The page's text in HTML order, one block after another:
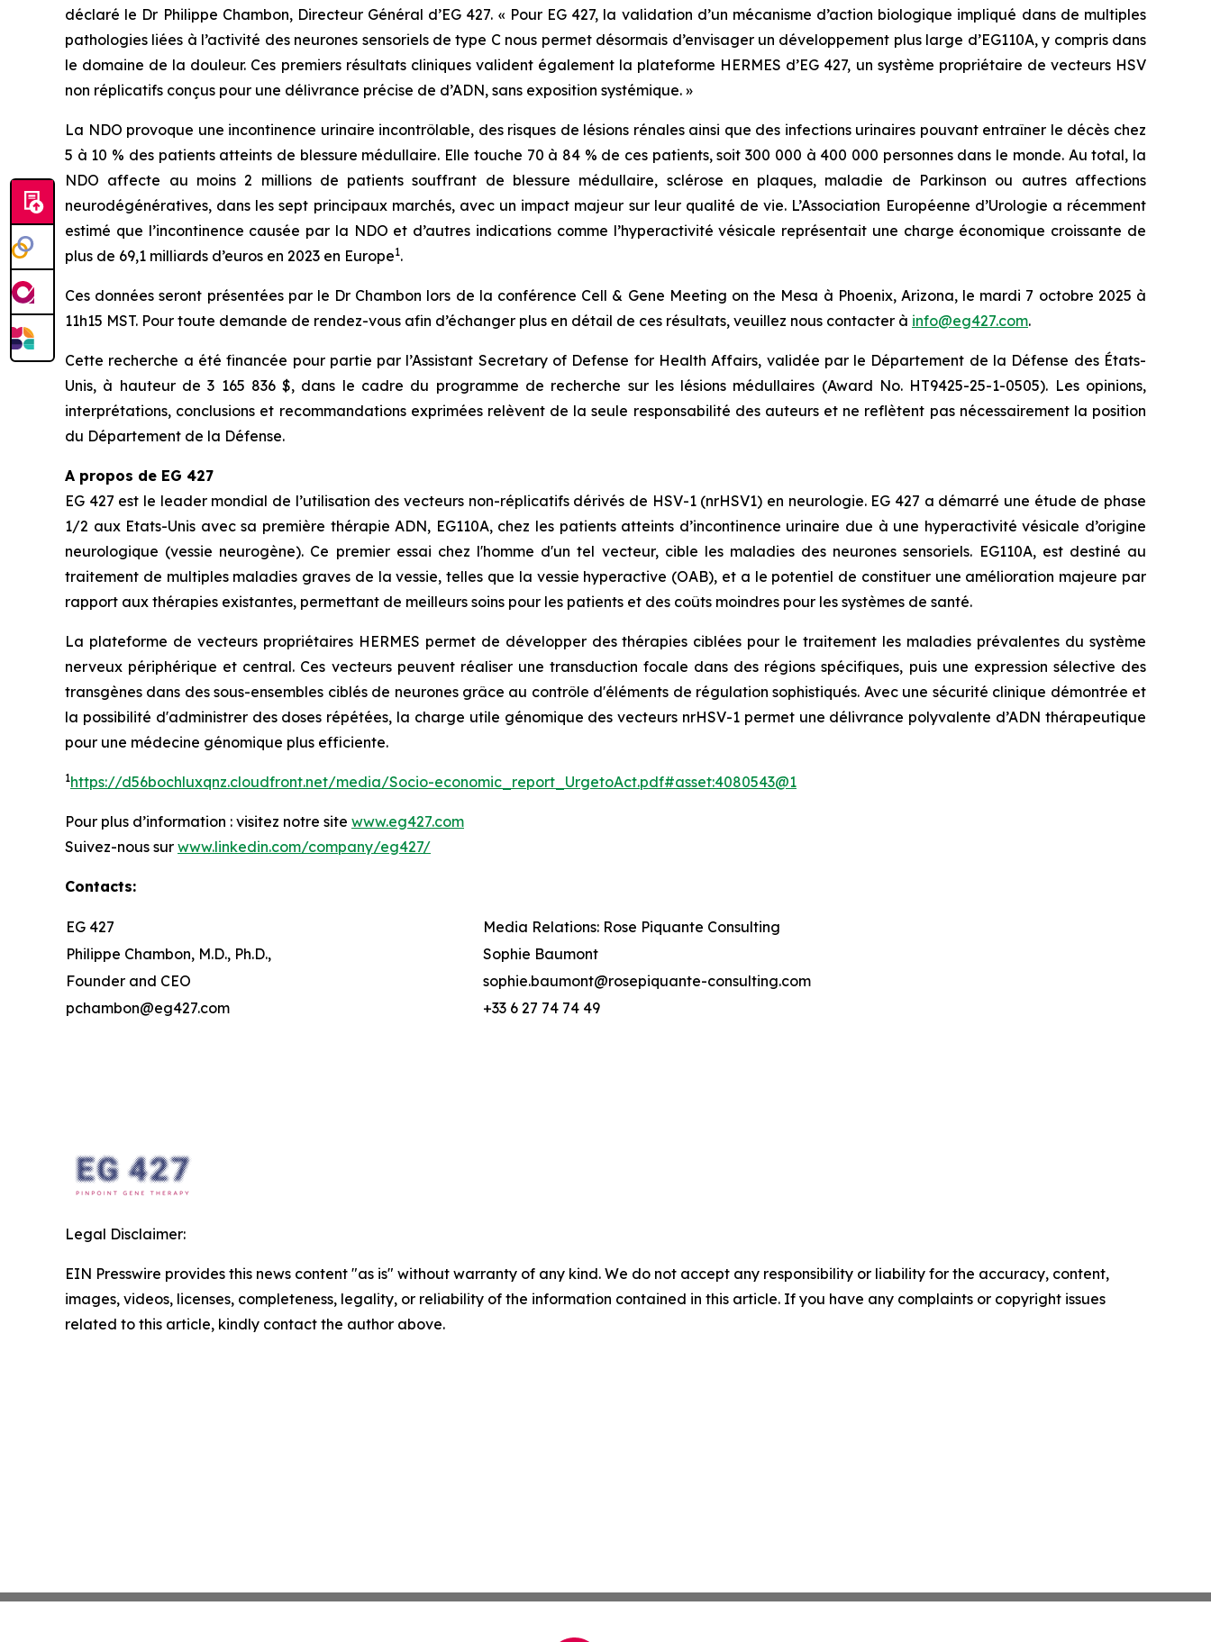
déclaré le Dr Philippe Chambon, Directeur Général d’EG 427. « Pour EG 427, la validation d’un mécanisme d’action biologique impliqué dans de multiples
pathologies liées à l’activité des neurones sensoriels de type C nous permet désormais d’envisager un développement plus large d’EG110A, y compris dans
le domaine de la douleur. Ces premiers résultats cliniques valident également la plateforme HERMES d’EG 427, un système propriétaire de vecteurs HSV
non réplicatifs conçus pour une délivrance précise de d’ADN, sans exposition systémique. »
La NDO provoque une incontinence urinaire incontrôlable, des risques de lésions rénales ainsi que des infections urinaires pouvant entraîner le décès chez
5 à 10 % des patients atteints de blessure médullaire. Elle touche 70 à 84 % de ces patients, soit 300 000 à 400 000 personnes dans le monde. Au total, la
NDO affecte au moins 2 millions de patients souffrant de blessure médullaire, sclérose en plaques, maladie de Parkinson ou autres affections
neurodégénératives, dans les sept principaux marchés, avec un impact majeur sur leur qualité de vie. L’Association Européenne d’Urologie a récemment
estimé que l’incontinence causée par la NDO et d’autres indications comme l’hyperactivité vésicale représentait une charge économique croissante de
plus de 69,1 milliards d’euros en 2023 en Europe1.
Ces données seront présentées par le Dr Chambon lors de la conférence Cell & Gene Meeting on the Mesa à Phoenix, Arizona, le mardi 7 octobre 2025 à
11h15 MST. Pour toute demande de rendez-vous afin d’échanger plus en détail de ces résultats, veuillez nous contacter à info@eg427.com.
Cette recherche a été financée pour partie par l’Assistant Secretary of Defense for Health Affairs, validée par le Département de la Défense des États-
Unis, à hauteur de 3 165 836 $, dans le cadre du programme de recherche sur les lésions médullaires (Award No. HT9425-25-1-0505). Les opinions,
interprétations, conclusions et recommandations exprimées relèvent de la seule responsabilité des auteurs et ne reflètent pas nécessairement la position
du Département de la Défense.
A propos de EG 427
EG 427 est le leader mondial de l’utilisation des vecteurs non-réplicatifs dérivés de HSV-1 (nrHSV1) en neurologie. EG 427 a démarré une étude de phase
1/2 aux Etats-Unis avec sa première thérapie ADN, EG110A, chez les patients atteints d’incontinence urinaire due à une hyperactivité vésicale d’origine
neurologique (vessie neurogène). Ce premier essai chez l'homme d'un tel vecteur, cible les maladies des neurones sensoriels. EG110A, est destiné au
traitement de multiples maladies graves de la vessie, telles que la vessie hyperactive (OAB), et a le potentiel de constituer une amélioration majeure par
rapport aux thérapies existantes, permettant de meilleurs soins pour les patients et des coûts moindres pour les systèmes de santé.
La plateforme de vecteurs propriétaires HERMES permet de développer des thérapies ciblées pour le traitement les maladies prévalentes du système
nerveux périphérique et central. Ces vecteurs peuvent réaliser une transduction focale dans des régions spécifiques, puis une expression sélective des
transgènes dans des sous-ensembles ciblés de neurones grâce au contrôle d'éléments de régulation sophistiqués. Avec une sécurité clinique démontrée et
la possibilité d'administrer des doses répétées, la charge utile génomique des vecteurs nrHSV-1 permet une délivrance polyvalente d’ADN thérapeutique
pour une médecine génomique plus efficiente.
1https://d56bochluxqnz.cloudfront.net/media/Socio-economic_report_UrgetoAct.pdf#asset:4080543@1
Pour plus d’information : visitez notre site www.eg427.com
Suivez-nous sur www.linkedin.com/company/eg427/
Contacts:
EG 427
Media Relations: Rose Piquante Consulting
Philippe Chambon, M.D., Ph.D.,
Sophie Baumont
Founder and CEO
sophie.baumont@rosepiquante-consulting.com
pchambon@eg427.com
+33 6 27 74 74 49
Legal Disclaimer:
EIN Presswire provides this news content "as is" without warranty of any kind. We do not accept any responsibility or liability for the accuracy, content,
images, videos, licenses, completeness, legality, or reliability of the information contained in this article. If you have any complaints or copyright issues
related to this article, kindly contact the author above.